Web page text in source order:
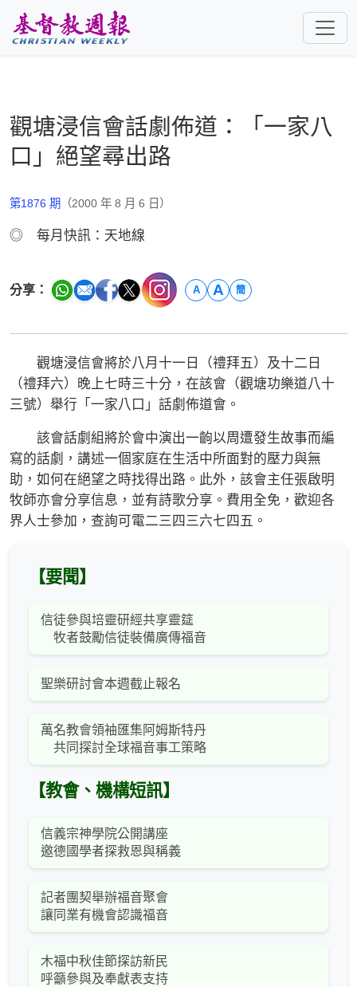
觀塘浸信會話劇佈道：「一家八
口」絕望尋出路
第1876 期 （2000 年 8 月 6 日）
◎ 每月快訊：天地線
分享： A A 簡
觀塘浸信會將於八月十一日（禮拜五）及十二日
（禮拜六）晚上七時三十分，在該會（觀塘功樂道八十
三號）舉行「一家八口」話劇佈道會。
該會話劇組將於會中演出一齣以周遭發生故事而編
寫的話劇，講述一個家庭在生活中所面對的壓力與無
助，如何在絕望之時找得出路。此外，該會主任張啟明
牧師亦會分享信息，並有詩歌分享。費用全免，歡迎各
界人士參加，查詢可電二三四三六七四五。
【要聞】
信徒參與培靈研經共享靈筵
牧者鼓勵信徒裝備廣傳福音
聖樂研討會本週截止報名
萬名教會領袖匯集阿姆斯特丹
共同探討全球福音事工策略
【教會、機構短訊】
信義宗神學院公開講座
邀德國學者探救恩與稱義
記者團契舉辦福音聚會
讓同業有機會認識福音
木福中秋佳節探訪新民
呼籲參與及奉獻表支持